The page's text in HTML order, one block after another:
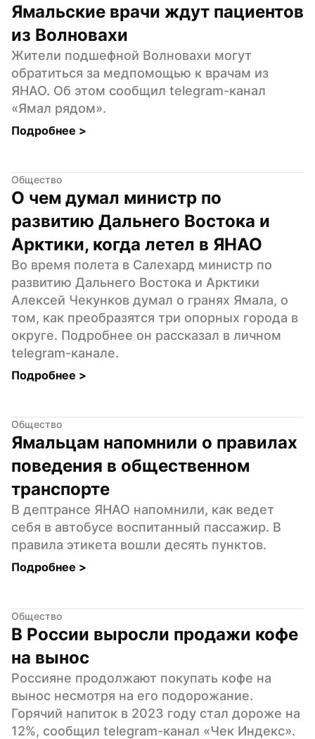
Ямальские врачи ждут пациентов
из Волновахи
Жители подшефной Волновахи могут
обратиться за медпомощью к врачам из
ЯНАО. Об этом сообщил telegram-канал
«Ямал рядом».
Подробнее >
Общество
О чем думал министр по
развитию Дальнего Востока и
Арктики, когда летел в ЯНАО
Во время полета в Салехард министр по
развитию Дальнего Востока и Арктики
Алексей Чекунков думал о гранях Ямала, о
том, как преобразятся три опорных города в
округе. Подробнее он рассказал в личном
telegram-канале.
Подробнее >
Общество
Ямальцам напомнили о правилах
поведения в общественном
транспорте
В дептрансе ЯНАО напомнили, как ведет
себя в автобусе воспитанный пассажир. В
правила этикета вошли десять пунктов.
Подробнее >
Общество
В России выросли продажи кофе
на вынос
Россияне продолжают покупать кофе на
вынос несмотря на его подорожание.
Горячий напиток в 2023 году стал дороже на
12%, сообщил telegram-канал «Чек Индекс».